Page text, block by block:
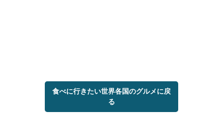
食べに行きたい世界各国のグルメに戻
る